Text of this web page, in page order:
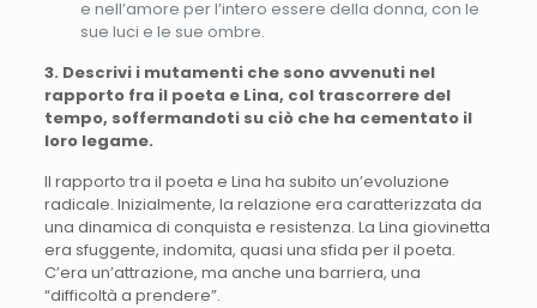
e nell’amore per l’intero essere della donna, con le
sue luci e le sue ombre.
3. Descrivi i mutamenti che sono avvenuti nel
rapporto fra il poeta e Lina, col trascorrere del
tempo, soffermandoti su ciò che ha cementato il
loro legame.
Il rapporto tra il poeta e Lina ha subito un’evoluzione
radicale. Inizialmente, la relazione era caratterizzata da
una dinamica di conquista e resistenza. La Lina giovinetta
era sfuggente, indomita, quasi una sfida per il poeta.
C’era un’attrazione, ma anche una barriera, una
“difficoltà a prendere”.